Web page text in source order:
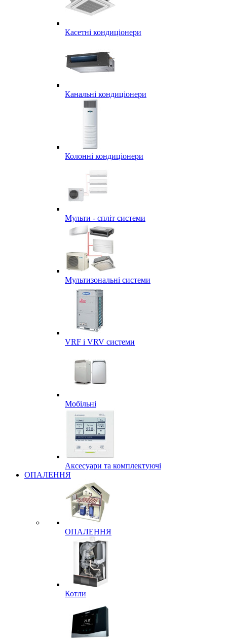
Касетні кондиціонери
Канальні кондиціонери
Колонні кондиціонери
Мульти - спліт системи
Мультизональні системи
VRF і VRV системи
Мобільні
Аксесуари та комплектуючі
ОПАЛЕННЯ
ОПАЛЕННЯ
Котли